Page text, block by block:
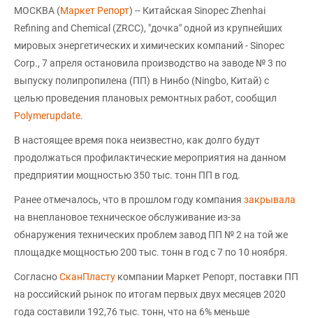
МОСКВА (Маркет Репорт) -- Китайская Sinopec Zhenhai
Refining and Chemical (ZRCC), "дочка" одной из крупнейших
мировых энергетических и химических компаний - Sinopec
Corp., 7 апреля остановила производство на заводе № 3 по
выпуску полипропилена (ПП) в Нинбо (Ningbo, Китай) с
целью проведения плановых ремонтных работ, сообщил
Polymerupdate.
В настоящее время пока неизвестно, как долго будут
продолжаться профилактические мероприятия на данном
предприятии мощностью 350 тыс. тонн ПП в год.
Ранее отмечалось, что в прошлом году компания закрывала
на внеплановое техническое обслуживание из-за
обнаружения технических проблем завод ПП № 2 на той же
площадке мощностью 200 тыс. тонн в год с 7 по 10 ноября.
СогласноСканПласту компании Маркет Репорт, поставки ПП
на российский рынок по итогам первых двух месяцев 2020
года составили 192,76 тыс. тонн, что на 6% меньше